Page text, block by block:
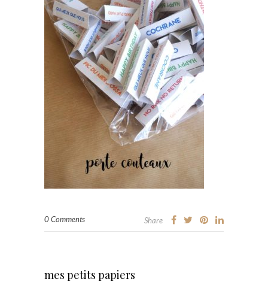
0 Comments Share
mes petits papiers